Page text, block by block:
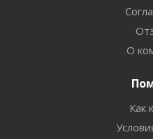
О
Как